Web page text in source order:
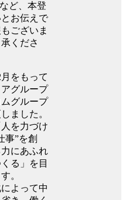
ど、本登
お伝えで
ございま
くださ
をもって
グループ
グループ
ました。
を力づけ
事”を創
にあふれ
る」を目
。
よって中